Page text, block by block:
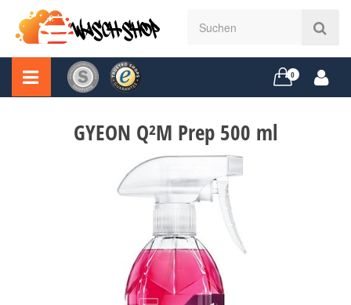
0
GYEON Q²M Prep 500 ml